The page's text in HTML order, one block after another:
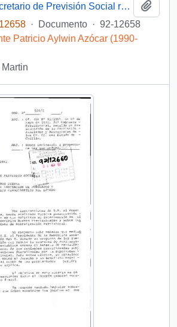
[Oficio del Subsecretario de Previsión Social referente a valoración de reforma tributaria]
· Documento · 92-12658
Patricio Aylwin Azócar (1990-